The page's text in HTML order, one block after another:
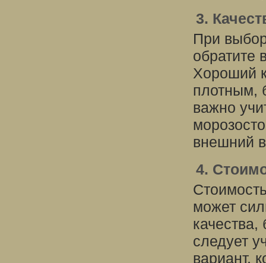
3.
При
обратите
Хороший
плотным,
важно
внешний
4.
может
следует
вариант,